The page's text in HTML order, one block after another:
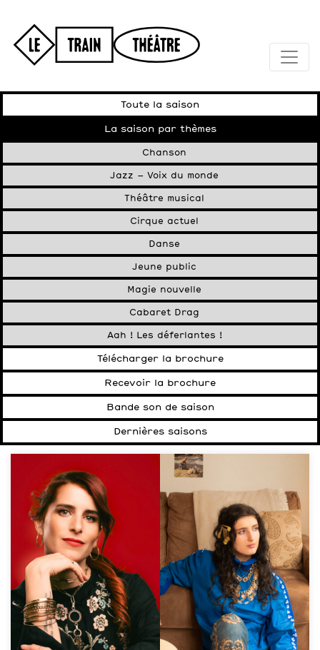
Toute la saison
La saison par thèmes
Chanson
Jazz – Voix du monde
Théâtre musical
Cirque actuel
Danse
Jeune public
Magie nouvelle
Cabaret Drag
Aah ! Les déferlantes !
Télécharger la brochure
Recevoir la brochure
Bande son de saison
Dernières saisons